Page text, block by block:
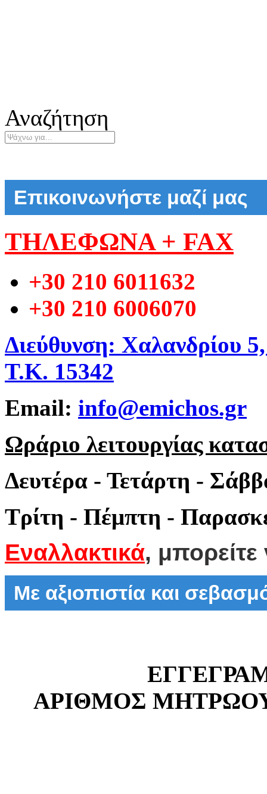
Αναζήτηση
Επικοινωνήστε μαζί μας
ΤΗΛΕΦΩΝΑ + FAX
+30 210 6011632
+30 210 6006070
Διεύθυνση: Χαλανδρίου
Τ.Κ. 15342
Email: info@emichos.gr
Ωράριο λειτουργίας
Δευτέρα - Τετάρτη -
Τρίτη - Πέμπτη -
Εναλλακτικά, μπορείτε
Με αξιοπιστία και
ΑΡΙΘΜΟΣ